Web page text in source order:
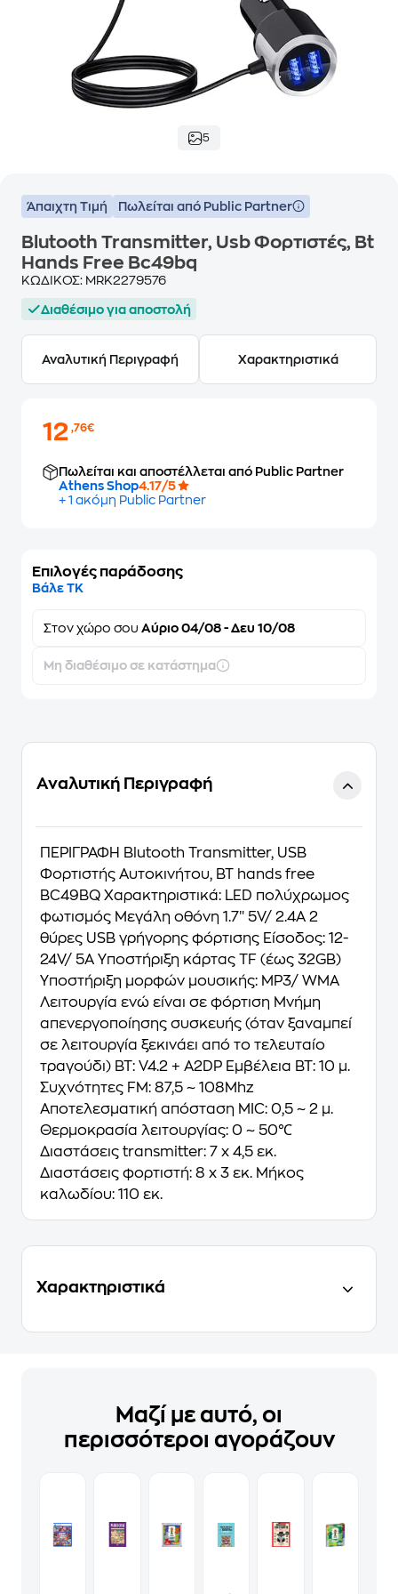
5
Άπαιχτη Τιμή Πωλείται από Public Partner
Blutooth Transmitter, Usb Φορτιστές, Bt
Hands Free Bc49bq
ΚΩΔΙΚΟΣ: MRK2279576
Διαθέσιμο για αποστολή
Αναλυτική Περιγραφή Χαρακτηριστικά
12,76€
Πωλείται και αποστέλλεται από Public Partner
Athens Shop4.17/5
+ 1 ακόμη Public Partner
Επιλογές παράδοσης
Βάλε ΤΚ
Στον χώρο σου Αύριο 04/08 - Δευ 10/08
Μη διαθέσιμο σε κατάστημα
Αναλυτική Περιγραφή
ΠΕΡΙΓΡΑΦΗ Blutooth Transmitter, USB
Φορτιστής Αυτοκινήτου, BT hands free
BC49BQ Χαρακτηριστικά: LED πολύχρωμος
φωτισμός Μεγάλη οθόνη 1.7″ 5V/ 2.4Α 2
θύρες USB γρήγορης φόρτισης Είσοδος: 12-
24V/ 5Α Υποστήριξη κάρτας TF (έως 32GB)
Υποστήριξη μορφών μουσικής: MP3/ WMA
Λειτουργία ενώ είναι σε φόρτιση Μνήμη
απενεργοποίησης συσκευής (όταν ξαναμπεί
σε λειτουργία ξεκινάει από το τελευταίο
τραγούδι) ΒΤ: V4.2 + A2DP Εμβέλεια BT: 10 μ.
Συχνότητες FM: 87,5 ~ 108Mhz
Αποτελεσματική απόσταση MIC: 0,5 ~ 2 μ.
Θερμοκρασία λειτουργίας: 0 ~ 50℃
Διαστάσεις transmitter: 7 x 4,5 εκ.
Διαστάσεις φορτιστή: 8 x 3 εκ. Μήκος
καλωδίου: 110 εκ.
Χαρακτηριστικά
Μαζί με αυτό, οι
περισσότεροι αγοράζουν